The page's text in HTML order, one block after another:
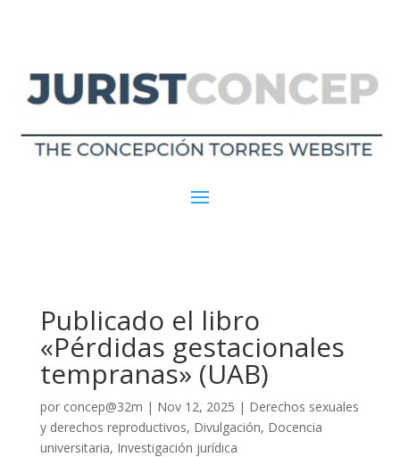
Publicado el libro
«Pérdidas gestacionales
tempranas» (UAB)
por concep@32m | Nov 12, 2025 | Derechos sexuales
y derechos reproductivos, Divulgación, Docencia
universitaria, Investigación jurídica